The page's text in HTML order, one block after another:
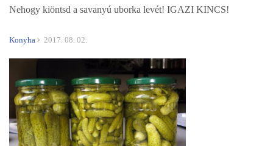
Nehogy kiöntsd a savanyú uborka levét! IGAZI KINCS!
Konyha 2017. 08. 02.